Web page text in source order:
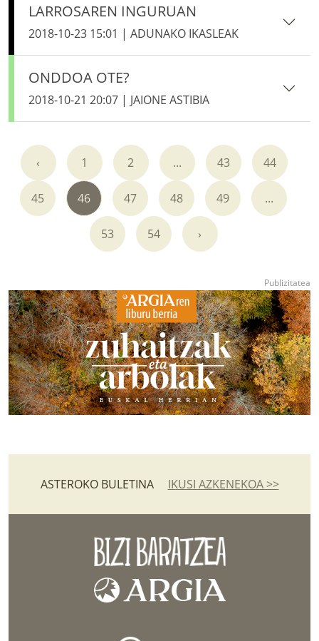
LARROSAREN INGURUAN
2018-10-23 15:01 | ADUNAKO IKASLEAK
ONDDOA OTE?
2018-10-21 20:07 | JAIONE ASTIBIA
‹ 1 2 ... 43 44
45 46 47 48 49 ...
53 54 ›
ASTEROKO BULETINA IKUSI AZKENEKOA >>